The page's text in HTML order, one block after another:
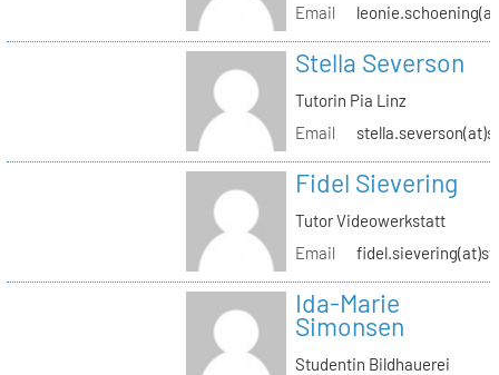
Email
Stella Severson
Tutorin Pia Linz
Email
Fidel Sievering
Tutor Videowerkstatt
Email
Ida-Marie
Simonsen
Studentin Bildhauerei